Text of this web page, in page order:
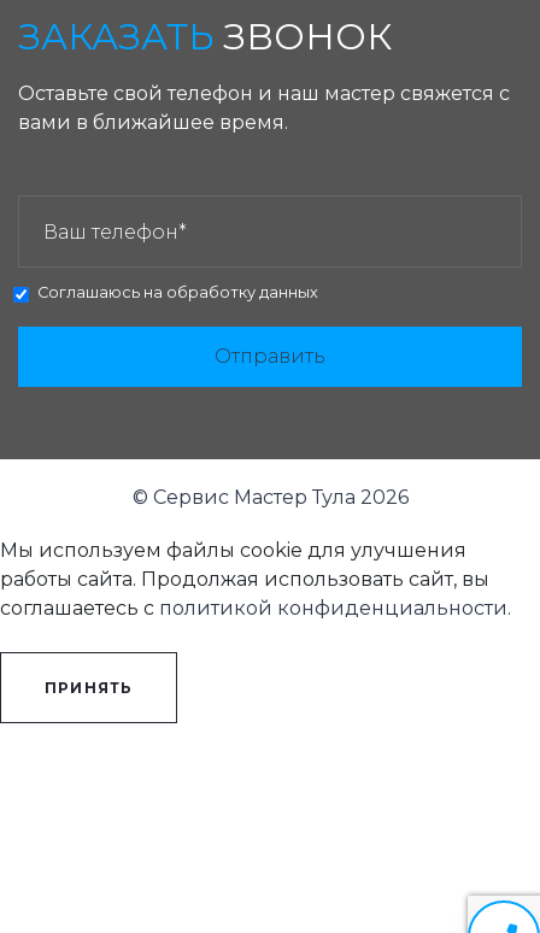
ЗАКАЗАТЬ ЗВОНОК
Оставьте свой телефон и наш мастер свяжется с
вами в ближайшее время.
Соглашаюсь на обработку данных
Отправить
© Сервис Мастер Тула 2026
Мы используем файлы cookie для улучшения
работы сайта. Продолжая использовать сайт, вы
соглашаетесь с политикой конфиденциальности.
ПРИНЯТЬ